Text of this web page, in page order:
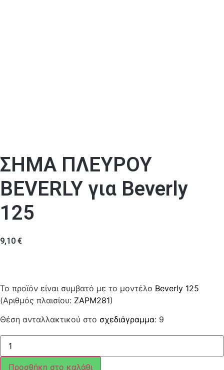
ΣΗΜΑ ΠΛΕΥΡΟΥ
BEVERLY για Beverly
125
9,10 €
Το προϊόν είναι συμβατό με το μοντέλο Beverly 125
(Αριθμός πλαισίου: ZAPM281)
Θέση ανταλλακτικού στο σχεδιάγραμμα: 9
ΣΗΜΑ
ΠΛΕΥΡΟΥ
BEVERLY
ποσότητα
Προσθήκη στο καλάθι